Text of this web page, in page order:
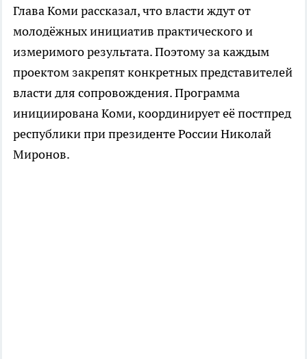
Глава Коми рассказал, что власти ждут от
молодёжных инициатив практического и
измеримого результата. Поэтому за каждым
проектом закрепят конкретных представителей
власти для сопровождения. Программа
инициирована Коми, координирует её постпред
республики при президенте России Николай
Миронов.